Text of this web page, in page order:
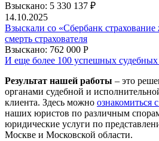
Взыскано: 5 330 137 ₽
14.10.2025
Взыскали со «Сбербанк
смерть страхователя
Взыскано: 762 000 Р
И еще более 100 успешных судебных
Результат нашей работы – это
органами судебной и
клиента. Здесь можно ознакомиться
наших юристов по различным
юридические услуги по
Москве и Московской области.